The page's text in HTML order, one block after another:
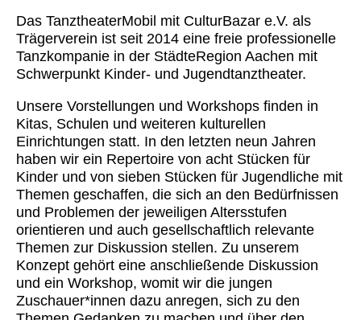
Das TanztheaterMobil mit CulturBazar e.V. als
Trägerverein ist seit 2014 eine freie professionelle
Tanzkompanie in der StädteRegion Aachen mit
Schwerpunkt Kinder- und Jugendtanztheater.
Unsere Vorstellungen und Workshops finden in
Kitas, Schulen und weiteren kulturellen
Einrichtungen statt. In den letzten neun Jahren
haben wir ein Repertoire von acht Stücken für
Kinder und von sieben Stücken für Jugendliche mit
Themen geschaffen, die sich an den Bedürfnissen
und Problemen der jeweiligen Altersstufen
orientieren und auch gesellschaftlich relevante
Themen zur Diskussion stellen. Zu unserem
Konzept gehört eine anschließende Diskussion
und ein Workshop, womit wir die jungen
Zuschauer*innen dazu anregen, sich zu den